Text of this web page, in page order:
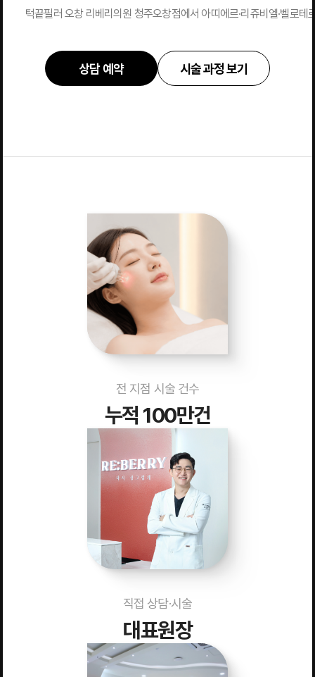
턱끝필러 오창 리베리의원 청주오창점에서 아띠에르·리쥬비엘·벨로
상담 예약 시술 과정 보기
전 지점 시술 건수
누적 100만건
직접 상담·시술
대표원장